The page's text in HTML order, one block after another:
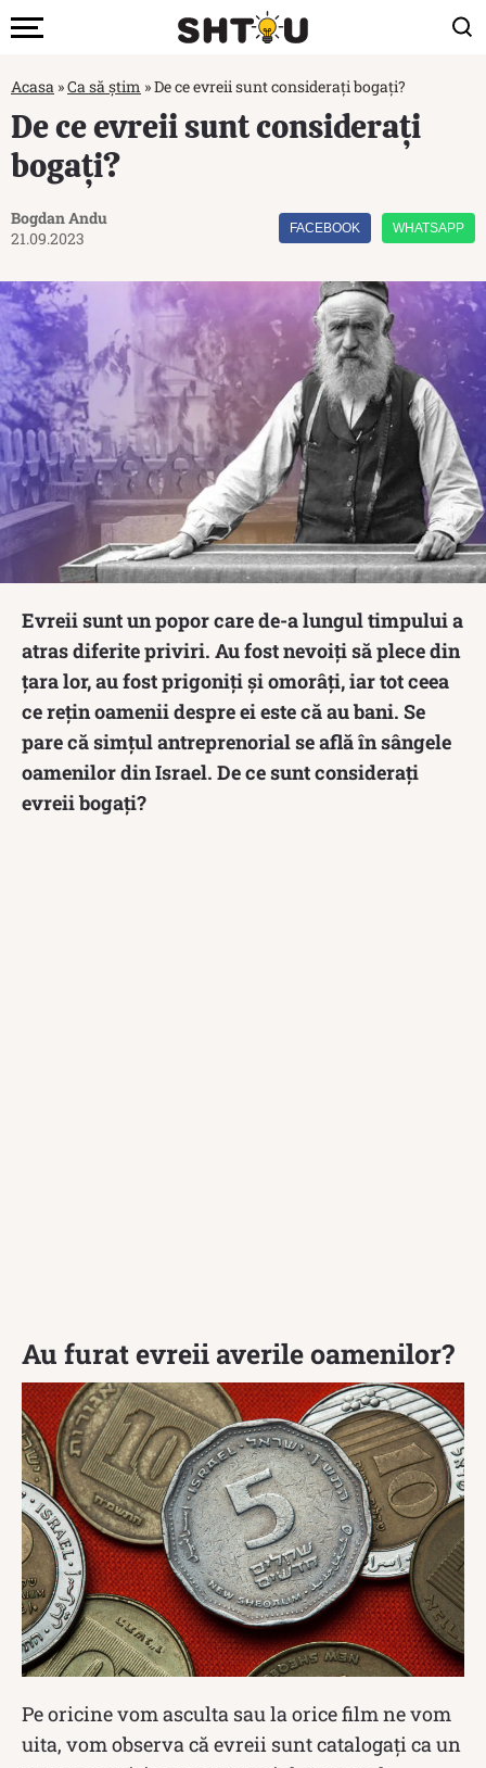
Acasa »Ca să știm »De ce evreii sunt considerați bogați?
De ce evreii sunt considerați
bogați?
Bogdan Andu
21.09.2023
FACEBOOK WHATSAPP
Evreii sunt un popor care de-a lungul timpului a
atras diferite priviri. Au fost nevoiți să plece din
țara lor, au fost prigoniți și omorâți, iar tot ceea
ce rețin oamenii despre ei este că au bani. Se
pare că simțul antreprenorial se află în sângele
oamenilor din Israel. De ce sunt considerați
evreii bogați?
Au furat evreii averile oamenilor?
Pe oricine vom asculta sau la orice film ne vom
uita, vom observa că evreii sunt catalogați ca un